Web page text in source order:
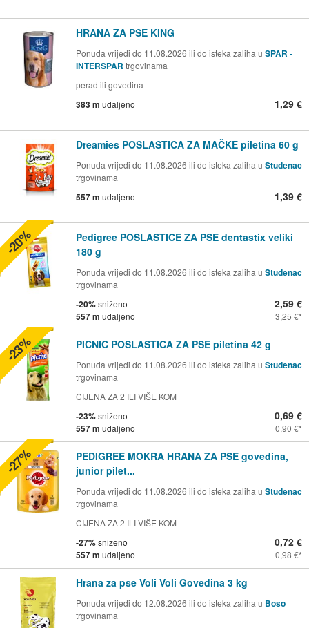
HRANA ZA PSE KING
Ponuda vrijedi do 11.08.2026 ili do isteka zaliha u SPAR -
INTERSPAR trgovinama
perad ili govedina
383 m udaljeno 1,29 €
Dreamies POSLASTICA ZA MAČKE piletina 60 g
Ponuda vrijedi do 11.08.2026 ili do isteka zaliha u Studenac
trgovinama
557 m udaljeno 1,39 €
Pedigree POSLASTICE ZA PSE dentastix veliki
180 g
Ponuda vrijedi do 11.08.2026 ili do isteka zaliha u Studenac
trgovinama
-20%sniženo
557 m udaljeno
2,59 €
3,25 €
-20%
PICNIC POSLASTICA ZA PSE piletina 42 g
Ponuda vrijedi do 11.08.2026 ili do isteka zaliha u Studenac
trgovinama
CIJENA ZA 2 ILI VIŠE KOM
-23%sniženo
557 m udaljeno
0,69 €
0,90 €
-23%
PEDIGREE MOKRA HRANA ZA PSE govedina,
junior pilet...
Ponuda vrijedi do 11.08.2026 ili do isteka zaliha u Studenac
trgovinama
CIJENA ZA 2 ILI VIŠE KOM
-27%sniženo
557 m udaljeno
0,72 €
0,98 €
-27%
Hrana za pse Voli Voli Govedina 3 kg
Ponuda vrijedi do 12.08.2026 ili do isteka zaliha u Boso
trgovinama